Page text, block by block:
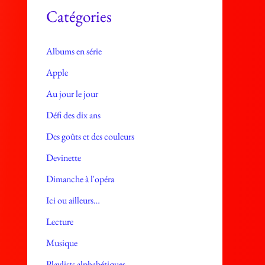
sCatégories
Albums en série
Apple
Au jour le jour
Défi des dix ans
Des goûts et des couleurs
Devinette
Dimanche à l'opéra
Ici ou ailleurs…
Lecture
Musique